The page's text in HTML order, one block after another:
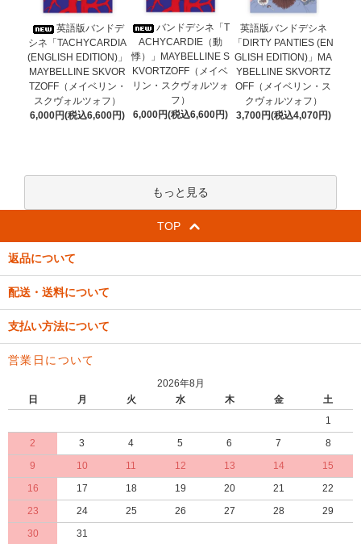
英語版バンドデ
シネ「TACHYCARDIA
(ENGLISH EDITION)」
MAYBELLINE SKVOR
TZOFF（メイベリン・
スクヴォルツォフ）
6,000円(税込6,600円)
バンドデシネ「T
ACHYCARDIE（動
悸）」MAYBELLINE S
KVORTZOFF（メイベ
リン・スクヴォルツォ
フ）
6,000円(税込6,600円)
英語版バンドデシネ
「DIRTY PANTIES (EN
GLISH EDITION)」MA
YBELLINE SKVORTZ
OFF（メイベリン・ス
クヴォルツォフ）
3,700円(税込4,070円)
もっと見る
TOP
返品について
配送・送料について
支払い方法について
営業日について
2026年8月
日
月 火 水 木 金
土
1
2
3 4 5 6 7
8
9
10 11 12 13 14
15
16
17 18 19 20 21
22
23
24 25 26 27 28
29
30
31